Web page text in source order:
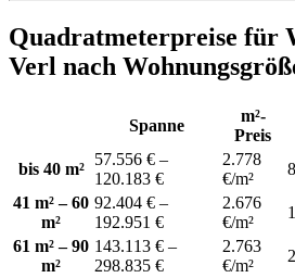
Quadratmeterpreise für
Verl nach
Spanne
m²-
Preis
bis 40 m²
57.556 € –
120.183 €
2.778
€/m²
41 m² – 60
m²
92.404 € –
192.951 €
2.676
€/m²
61 m² – 90
m²
143.113 € –
298.835 €
2.763
€/m²